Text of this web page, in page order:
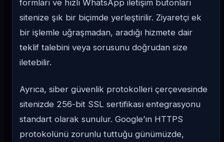
formları ve hızlı WhatsApp iletişim butonları
sitenize şık bir biçimde yerleştirilir. Ziyaretçi ek
bir işlemle uğraşmadan, aradığı hizmete dair
teklif talebini veya sorusunu doğrudan size
iletebilir.
Ayrıca, siber güvenlik protokolleri çerçevesinde
sitenizde 256-bit SSL sertifikası entegrasyonu
standart olarak sunulur. Google’ın HTTPS
protokolünü zorunlu tuttuğu günümüzde,